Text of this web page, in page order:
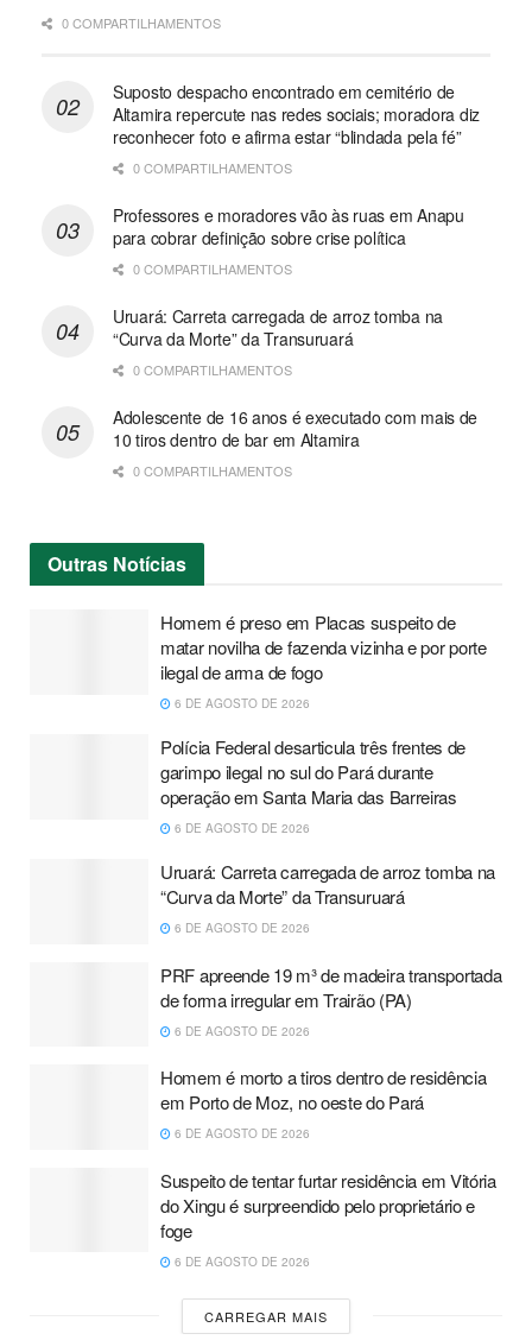
0 COMPARTILHAMENTOS
Suposto despacho encontrado em cemitério de
Altamira repercute nas redes sociais; moradora diz
reconhecer foto e afirma estar “blindada pela fé”
0 COMPARTILHAMENTOS
Professores e moradores vão às ruas em Anapu
para cobrar definição sobre crise política
0 COMPARTILHAMENTOS
Uruará: Carreta carregada de arroz tomba na
“Curva da Morte” da Transuruará
0 COMPARTILHAMENTOS
Adolescente de 16 anos é executado com mais de
10 tiros dentro de bar em Altamira
0 COMPARTILHAMENTOS
Outras Notícias
Homem é preso em Placas suspeito de
matar novilha de fazenda vizinha e por porte
ilegal de arma de fogo
6 DE AGOSTO DE 2026
Polícia Federal desarticula três frentes de
garimpo ilegal no sul do Pará durante
operação em Santa Maria das Barreiras
6 DE AGOSTO DE 2026
Uruará: Carreta carregada de arroz tomba na
“Curva da Morte” da Transuruará
6 DE AGOSTO DE 2026
PRF apreende 19 m³ de madeira transportada
de forma irregular em Trairão (PA)
6 DE AGOSTO DE 2026
Homem é morto a tiros dentro de residência
em Porto de Moz, no oeste do Pará
6 DE AGOSTO DE 2026
Suspeito de tentar furtar residência em Vitória
do Xingu é surpreendido pelo proprietário e
foge
6 DE AGOSTO DE 2026
CARREGAR MAIS